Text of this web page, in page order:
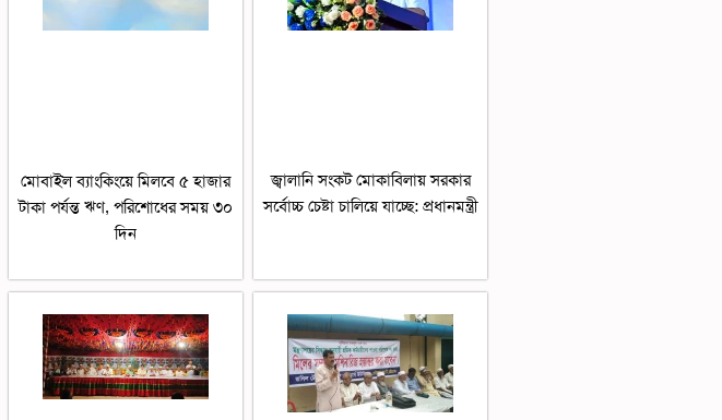
মোবাইল ব্যাংকিংয়ে মিলবে ৫ হাজার
টাকা পর্যন্ত ঋণ, পরিশোধের সময় ৩০
দিন
জ্বালানি সংকট মোকাবিলায় সরকার
সর্বোচ্চ চেষ্টা চালিয়ে যাচ্ছে: প্রধানমন্ত্রী